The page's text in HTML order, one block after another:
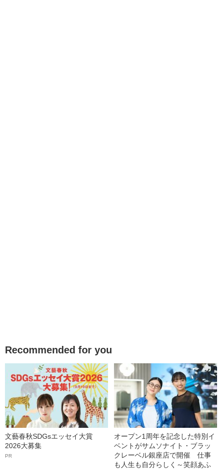
Recommended for you
文藝春秋SDGsエッセイ大賞
2026大募集
PR
オープン1周年を記念した特別イ
ベントがサムソナイト・ブラッ
クレーベル銀座店で開催 仕事
も人生も自分らしく～笑顔あふ